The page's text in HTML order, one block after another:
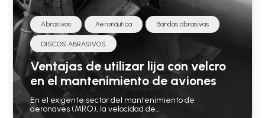
Abrasivos Aeronáutica Bandas abrasivas
DISCOS ABRASIVOS
Ventajas de utilizar lija con velcro
en el mantenimiento de aviones
En el exigente sector del mantenimiento de
aeronaves (MRO), la velocidad de…